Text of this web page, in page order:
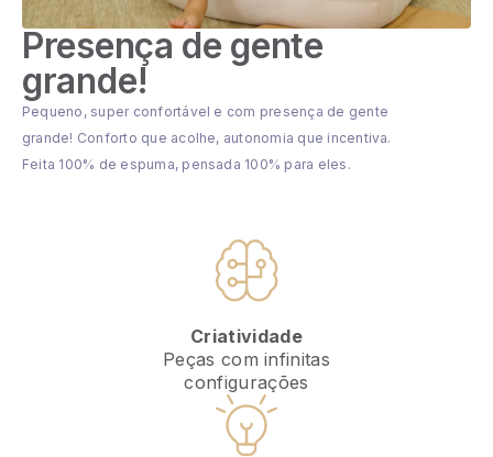
Presença de gente
grande!
Pequeno, super confortável e com presença de gente
grande! Conforto que acolhe, autonomia que incentiva.
Feita 100% de espuma, pensada 100% para eles.
Criatividade
Peças com infinitas
configurações